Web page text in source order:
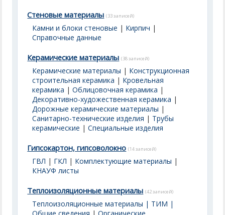
Стеновые материалы (33 записей)
Камни и блоки стеновые | Кирпич |
Справочные данные
Керамические материалы (38 записей)
Керамические материалы | Конструкционная
строительная керамика | Кровельная
керамика |Облицовочная керамика |
Декоративно-художественная керамика |
Дорожные керамические материалы |
Санитарно-технические изделия | Трубы
керамические |Специальные изделия
Гипсокартон, гипсоволокно (14 записей)
ГВЛ | ГКЛ | Комплектующие материалы |
КНАУФ листы
Теплоизоляционные материалы (42 записей)
Теплоизоляционные материалы | ТИМ |